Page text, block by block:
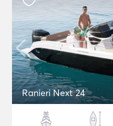
Ranieri Next 24